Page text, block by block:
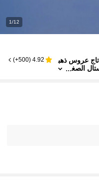
1/12
تاج عروس ذهب
الصغ
4.92
(
500+
)